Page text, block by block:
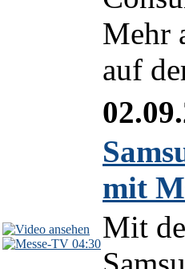
Mehr
auf
04:30
mit
Mit